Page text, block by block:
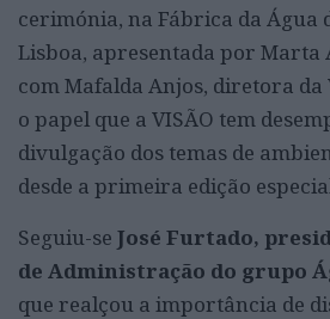
cerimónia, na Fábrica da Água
Lisboa, apresentada por
com Mafalda Anjos, diretora da
o papel que a VISÃO tem
divulgação dos temas de
desde a primeira edição
Seguiu-se José Furtado,
de Administração do grupo
que realçou a importância de